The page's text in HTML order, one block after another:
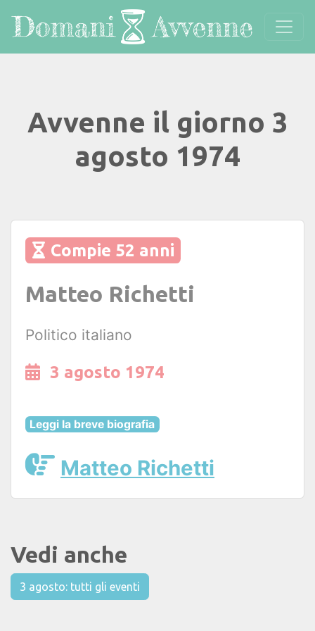
Avvenne il giorno 3
agosto 1974
Compie 52 anni
Matteo Richetti
Politico italiano
3 agosto 1974
Leggi la breve biografia
Matteo Richetti
Vedi anche
3 agosto: tutti gli eventi